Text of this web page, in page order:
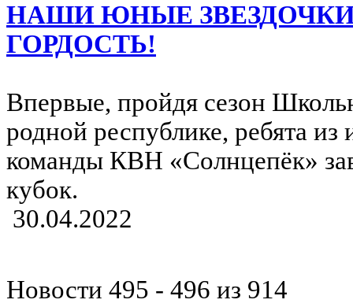
НАШИ ЮНЫЕ
ГОРДОСТЬ!
Впервые, пройдя сезон
родной республике, ребята
команды КВН «Солнцепёк»
кубок.
30.04.2022
Новости 495 - 496 из 914